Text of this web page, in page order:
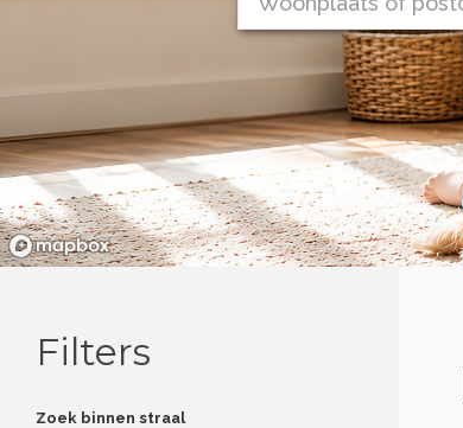
Filters
Zoek binnen straal